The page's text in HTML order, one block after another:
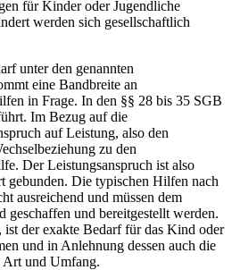
für Kinder oder Jugendliche
werden sich gesellschaftlich
unter den genannten
eine Bandbreite an
in Frage. In den §§ 28 bis 35 SGB
Im Bezug auf die
auf Leistung, also den
zu den
Der Leistungsanspruch ist also
gebunden. Die typischen Hilfen nach
ausreichend und müssen dem
geschaffen und bereitgestellt werden.
der exakte Bedarf für das Kind oder
und in Anlehnung dessen auch die
Art und Umfang.